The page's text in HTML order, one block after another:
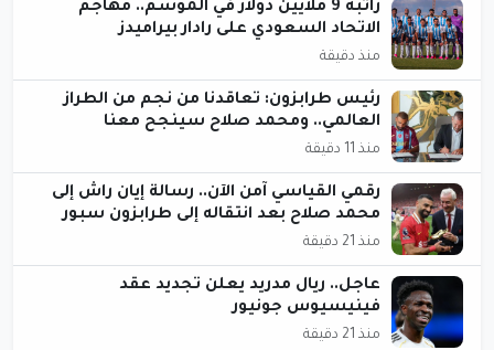
راتبه 9 ملايين دولار في الموسم.. مهاجم
الاتحاد السعودي على رادار بيراميدز
منذ دقيقة
رئيس طرابزون: تعاقدنا من نجم من الطراز
العالمي.. ومحمد صلاح سينجح معنا
منذ 11 دقيقة
رقمي القياسي آمن الآن.. رسالة إيان راش إلى
محمد صلاح بعد انتقاله إلى طرابزون سبور
منذ 21 دقيقة
عاجل.. ريال مدريد يعلن تجديد عقد
فينيسيوس جونيور
منذ 21 دقيقة